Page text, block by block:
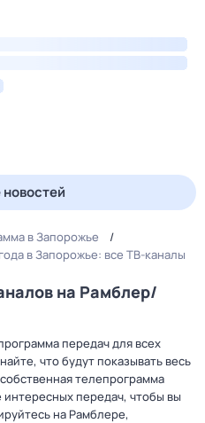
в Запорожье
в Запорожье: все ТВ-каналы
на Рамблер/
передач для всех
что будут показывать весь
телепрограмма
интересных передач, чтобы вы
на Рамблере,